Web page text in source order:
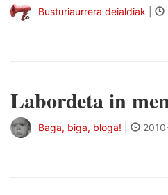
Busturiaurrera deialdiak
Labordeta in
Baga, biga, bloga!